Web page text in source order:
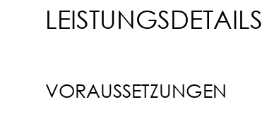
LEISTUNGSDETAILS
VORAUSSETZUNGEN